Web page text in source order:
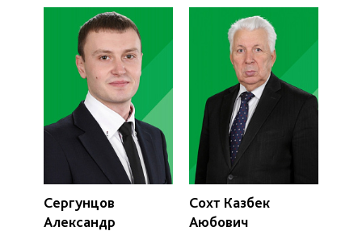
Сергунцов
Александр
Сохт Казбек
Аюбович